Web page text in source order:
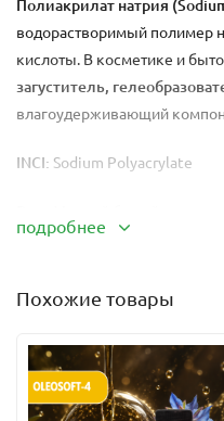
Полиакрилат натрия
водорастворимый полимер
кислоты. В косметике и
загуститель,
влагоудерживающий
INCI: Sodium Polyacrylate
гелеобразная масса (в
образуя вязкий гель.
Процент ввода:
0.1–0.5% для лёгкого
подробнее
Похожие товары